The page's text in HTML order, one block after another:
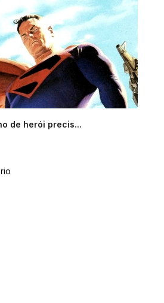
de herói precis...